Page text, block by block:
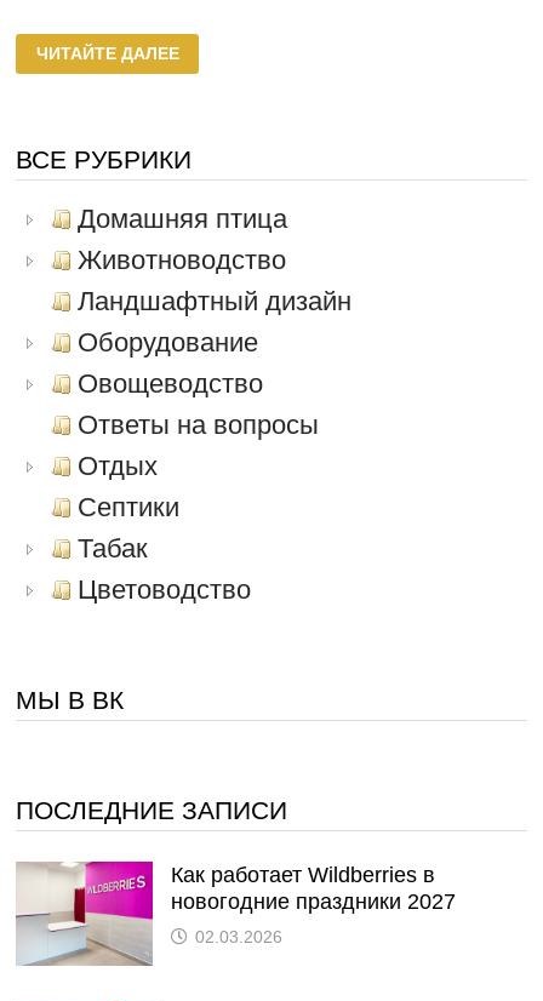
ДОМАШНИЕ
ФАЗАНЫ
ЧИТАЙТЕ ДАЛЕЕ
ВСЕ РУБРИКИ
Домашняя птица
Животноводство
Ландшафтный дизайн
Оборудование
Овощеводство
Ответы на вопросы
Отдых
Септики
Табак
Цветоводство
МЫ В ВК
ПОСЛЕДНИЕ ЗАПИСИ
Как работает Wildberries в
новогодние праздники 2027
02.03.2026